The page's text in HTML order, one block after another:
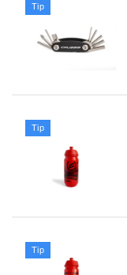
Tip
Tip
Tip